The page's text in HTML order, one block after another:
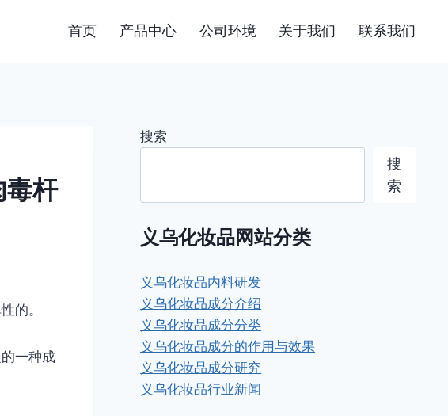
首页 产品中心 公司环境 关于我们 联系我们
毒杆
的。
一种成
搜索
搜
索
义乌化妆品网站分类
义乌化妆品内料研发
义乌化妆品成分介绍
义乌化妆品成分分类
义乌化妆品成分的作用与效果
义乌化妆品成分研究
义乌化妆品行业新闻